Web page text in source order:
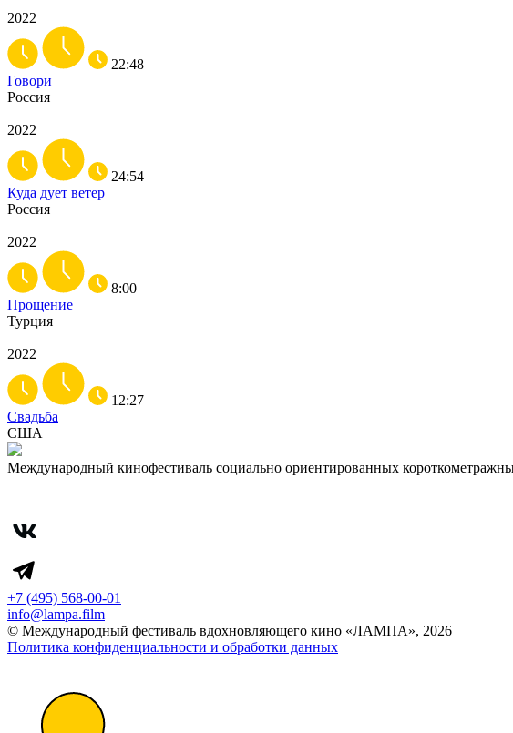
2022
22:48
Говори
Россия
2022
24:54
Куда дует ветер
Россия
2022
8:00
Прощение
Турция
2022
12:27
Свадьба
США
Международный кинофестиваль социально ориентированных
+7 (495) 568-00-01
info@lampa.film
© Международный фестиваль вдохновляющего кино «ЛАМПА», 2026
Политика конфиденциальности и обработки данных